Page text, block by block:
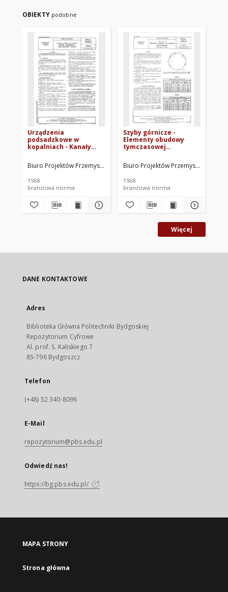
OBIEKTY podobne
Urządzenia
podsadzkowe w
kopalniach - Kanały
projektowania i
wykonania BN-67/8914-
Biuro Projektów Przemysłu Węglowego. Oprac.
1968
branżowa norma
Szyby górnicze -
Elementy obudowy
tymczasowej
Wymagania techniczne
BN-66/8914-11
Biuro Projektów Przemysłu
1968
branżowa norma
Więcej
DANE KONTAKTOWE
Adres
Biblioteka Główna Politechniki Bydgoskiej
Repozytorium Cyfrowe
Al. prof. S. Kaliskiego 7
85-796 Bydgoszcz
Telefon
(+48) 52 340-8096
E-Mail
repozytorium@pbs.edu.pl
Odwiedź nas!
https://bg.pbs.edu.pl/
MAPA STRONY
Strona główna